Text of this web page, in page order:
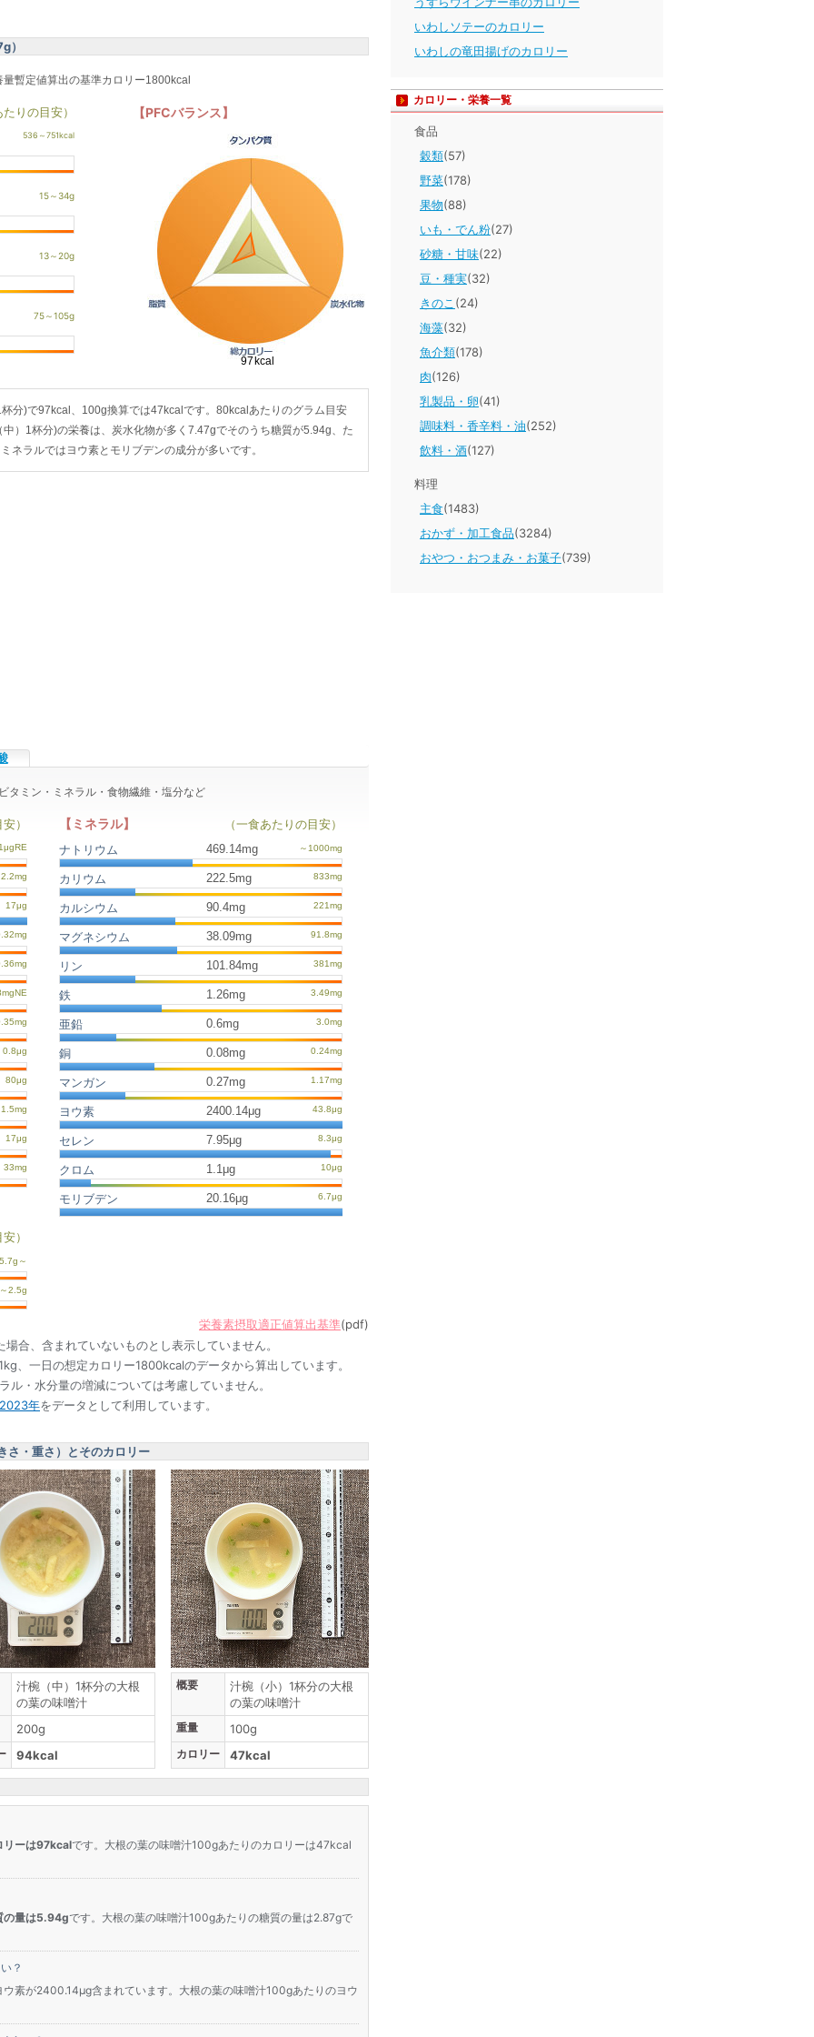
）
暫定値算出の基準カロリー1800kcal
りの目安） 【PFCバランス】
分)で97kcal、100g換算では47kcalです。80kcalあたりのグラム目安
）1杯分)の栄養は、炭水化物が多く7.47gでそのうち糖質が5.94g、た
ラルではヨウ素とモリブデンの成分が多いです。
タミン・ミネラル・食物繊維・塩分など
） 【ミネラル】
（一食あたりの目安）
ナトリウム
469.14mg
カリウム 222.5mg
カルシウム 90.4mg
マグネシウム 38.09mg
リン 101.84mg
鉄 1.26mg
亜鉛 0.6mg
銅 0.08mg
マンガン 0.27mg
ヨウ素 2400.14μg
セレン 7.95μg
クロム 1.1μg
モリブデン 20.16μg
）
栄養素摂取適正値算出基準(pdf)
合、含まれていないものとし表示していません。
、一日の想定カロリー1800kcalのデータから算出しています。
・水分量の増減については考慮していません。
年をデータとして利用しています。
さ・重さ）とそのカロリー
汁椀（中）1杯分の大根
の葉の味噌汁
200g
94kcal
概要
汁椀（小）1杯分の大根
の葉の味噌汁
重量 100g
カロリー 47kcal
リーは97kcalです。大根の葉の味噌汁100gあたりのカロリーは47kcal
の量は5.94gです。大根の葉の味噌汁100gあたりの糖質の量は2.87gで
？
素が2400.14μg含まれています。大根の葉の味噌汁100gあたりのヨウ
いわしソテーのカロリー
いわしの竜田揚げのカロリー
カロリー・栄養一覧
食品
穀類(57)
野菜(178)
果物(88)
いも・でん粉(27)
砂糖・甘味(22)
豆・種実(32)
きのこ (24)
海藻(32)
魚介類(178)
肉(126)
乳製品・卵(41)
調味料・香辛料・油(252)
飲料・酒(127)
料理
主食(1483)
おかず・加工食品(3284)
おやつ・おつまみ・お菓子(739)